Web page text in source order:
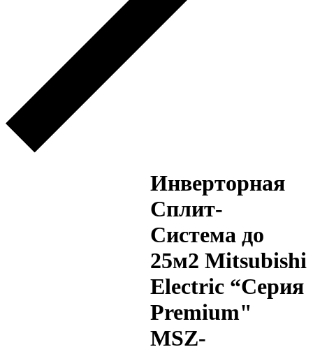
Инверторная
Сплит-
Система до
25м2 Mitsubishi
Electric “Серия
Premium"
MSZ-